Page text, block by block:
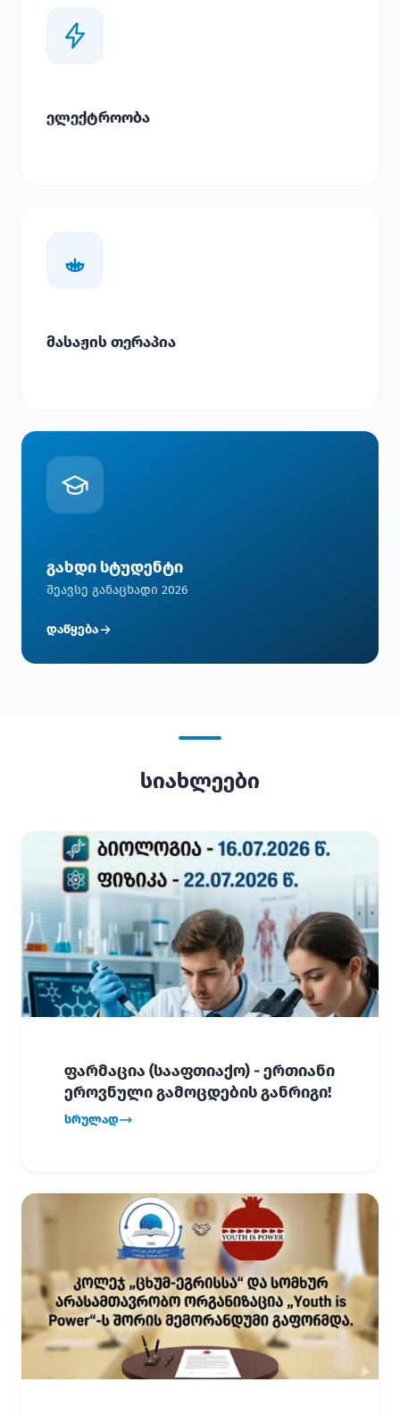
ელექტროობა
მასაჟის თერაპია
გახდი სტუდენტი
შეავსე განაცხადი 2026
დაწყება
სიახლეები
ფარმაცია (სააფთიაქო) - ერთიანი
ეროვნული გამოცდების განრიგი!
სრულად